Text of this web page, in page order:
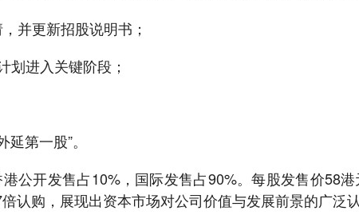
并更新招股说明书；
划进入关键阶段；
第一股”。
公开发售占10%，国际发售占90%。每股发售价58
购，展现出资本市场对公司价值与发展前景的广泛认